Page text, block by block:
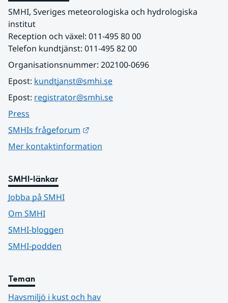
SMHI, Sveriges meteorologiska och hydrologiska
institut
Reception och växel: 011-495 80 00
Telefon kundtjänst: 011-495 82 00
Organisationsnummer: 202100-0696
Epost: kundtjanst@smhi.se
Epost: registrator@smhi.se
Press
SMHIs frågeforum
Mer kontaktinformation
SMHI-länkar
Jobba på SMHI
Om SMHI
SMHI-bloggen
SMHI-podden
Teman
Havsmiljö i kust och hav